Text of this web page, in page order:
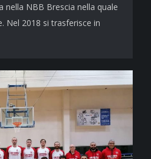
nella NBB Brescia nella quale
Nel 2018 si trasferisce in